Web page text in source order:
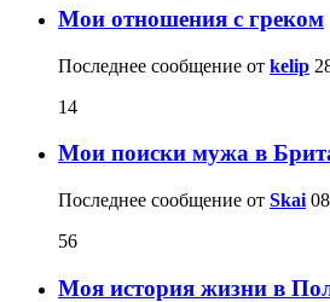
Мои отношения с греком
Последнее сообщение от kelip
14
Мои поиски мужа в
Последнее сообщение от Skai
56
Моя история жизни в